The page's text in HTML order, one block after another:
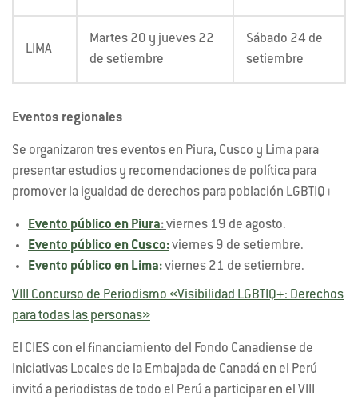
LIMA
Martes 20 y jueves 22
de setiembre
Sábado 24 de
setiembre
Eventos regionales
Se organizaron tres eventos en Piura, Cusco y Lima para
presentar estudios y recomendaciones de política para
promover la igualdad de derechos para población LGBTIQ+
Evento público en Piura:viernes 19 de agosto.
Evento público en Cusco:viernes 9 de setiembre.
Evento público en Lima:viernes 21 de setiembre.
VIII Concurso de Periodismo «Visibilidad LGBTIQ+: Derechos
para todas las personas»
El CIES con el financiamiento del Fondo Canadiense de
Iniciativas Locales de la Embajada de Canadá en el Perú
invitó a periodistas de todo el Perú a participar en el VIII